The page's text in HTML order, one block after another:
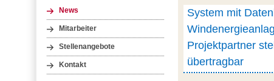
News
Mitarbeiter
Stellenangebote
Kontakt
System mit
Projektpartner
übertragbar